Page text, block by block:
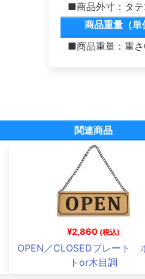
■商品外寸：タ
商品重量（単
■商品重量：重
関連商品
¥2,860 (税込)
OPEN／CLOSEDプレート
トor木目調